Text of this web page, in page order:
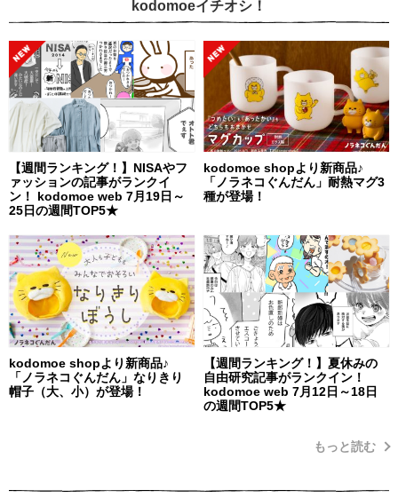
kodomoeイチオシ！
【週間ランキング！】NISAやフ
ァッションの記事がランクイ
ン！ kodomoe web 7月19日～
25日の週間TOP5★
kodomoe shopより新商品♪
「ノラネコぐんだん」耐熱マグ3
種が登場！
kodomoe shopより新商品♪
「ノラネコぐんだん」なりきり
帽子（大、小）が登場！
【週間ランキング！】夏休みの
自由研究記事がランクイン！
kodomoe web 7月12日～18日
の週間TOP5★
もっと読む